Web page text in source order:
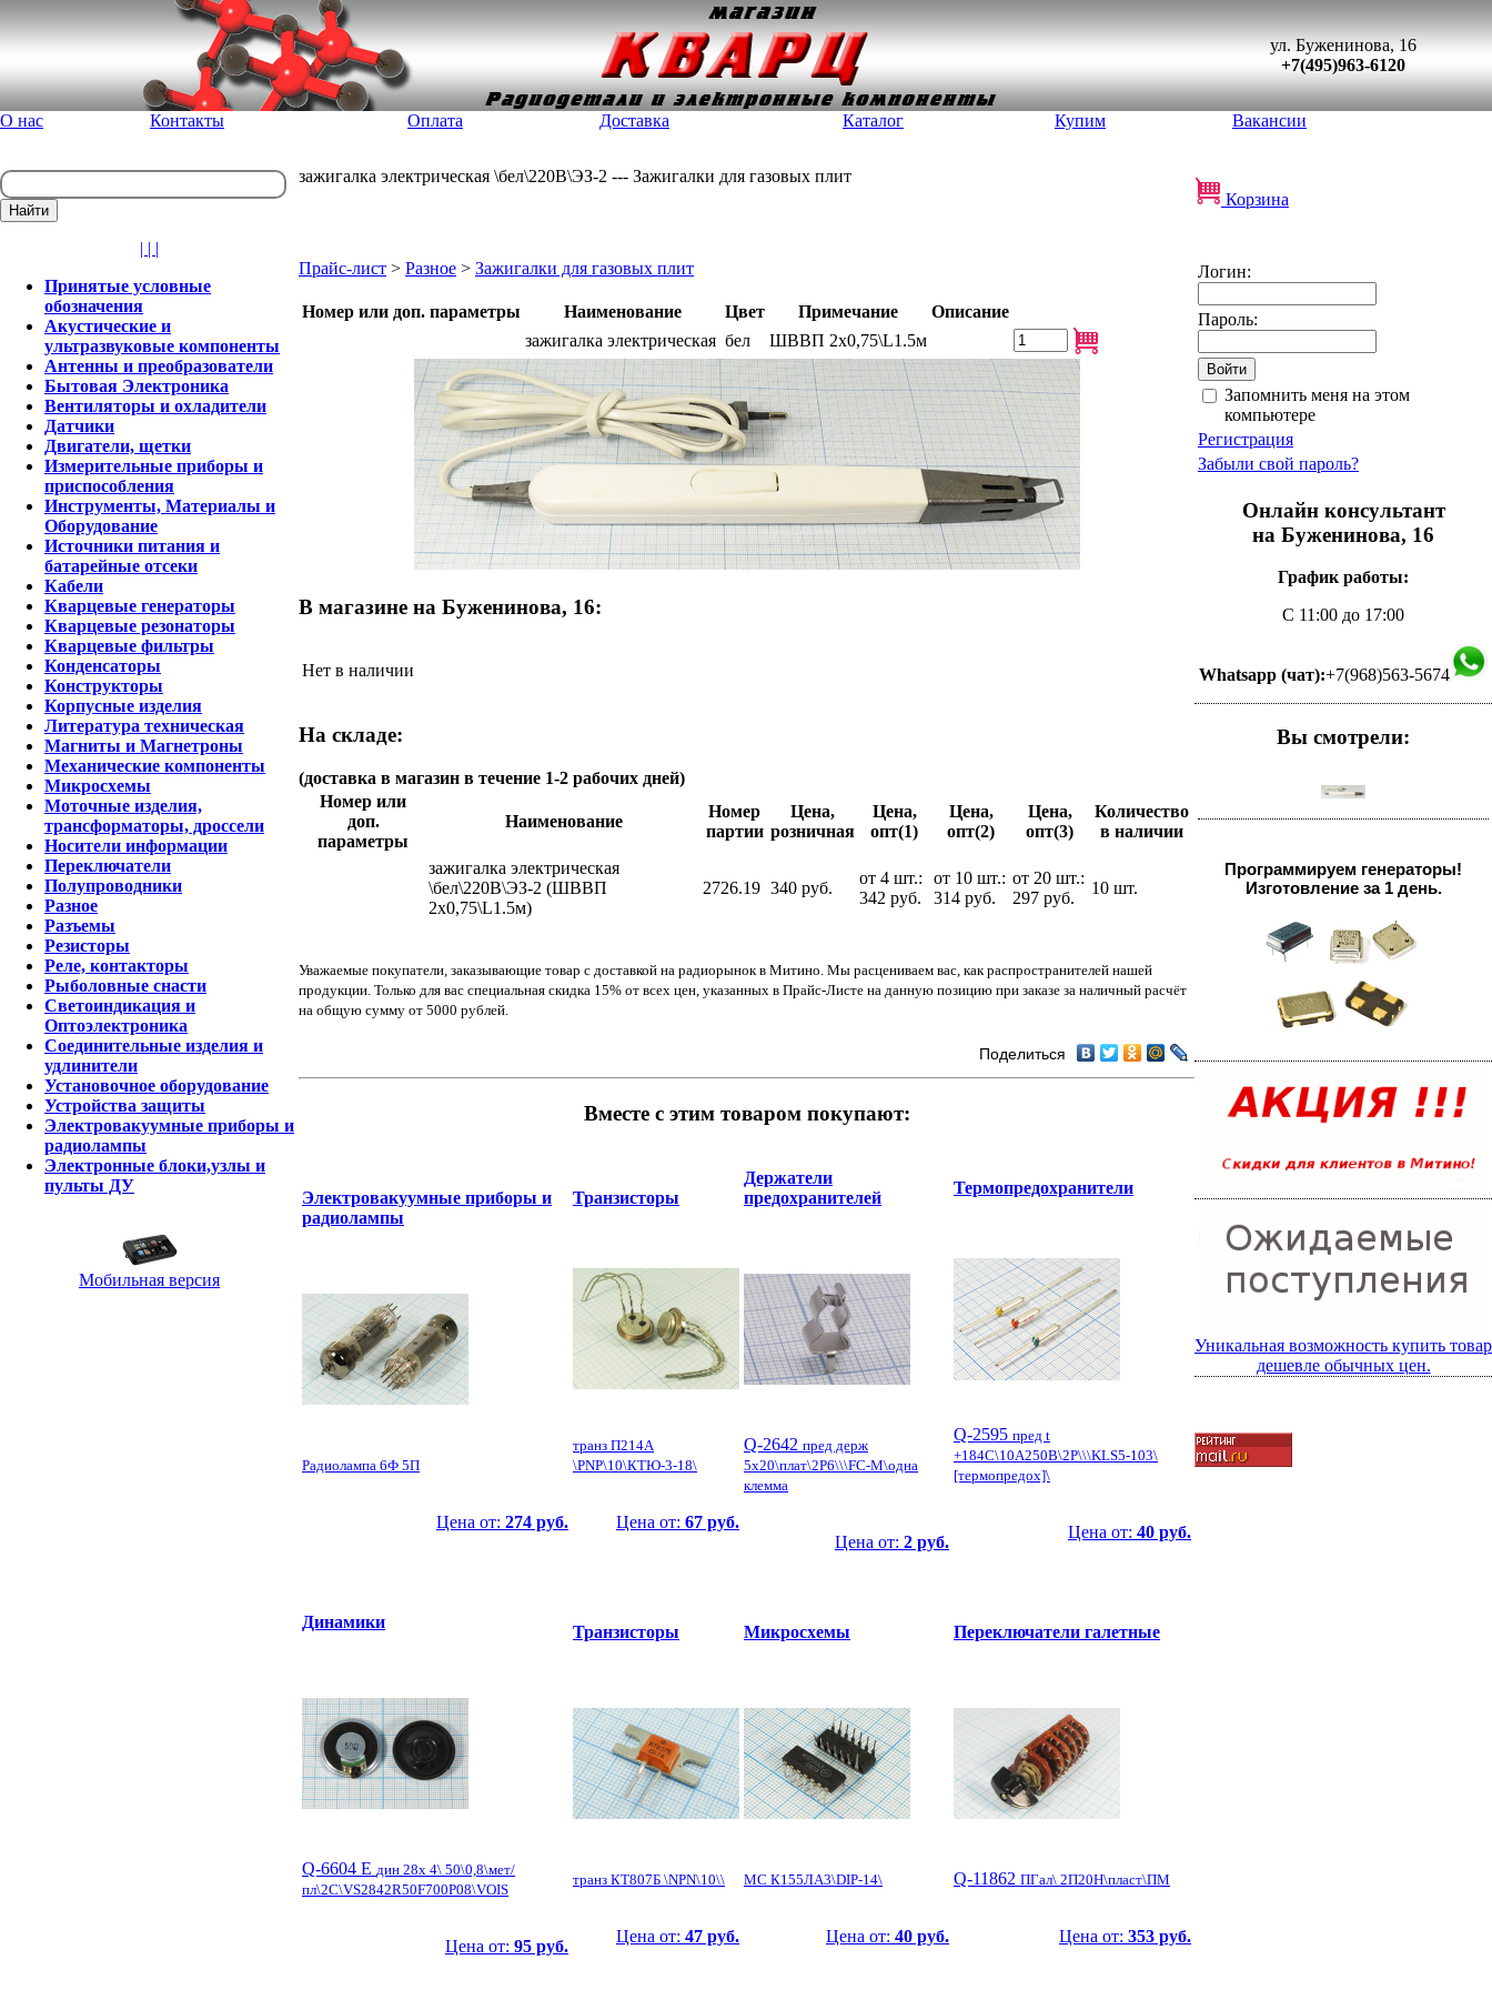
ул. Буженинова, 16
+7(495)963-6120
О нас Контакты Оплата Доставка Каталог Купим Вакансии
зажигалка электрическая \бел\220В\ЭЗ-2 --- Зажигалки для газовых плит
Корзина
| | |
Принятые условные
обозначения
Акустические и
ультразвуковые компоненты
Антенны и преобразователи
Бытовая Электроника
Вентиляторы и охладители
Датчики
Двигатели, щетки
Измерительные приборы и
приспособления
Инструменты, Материалы и
Оборудование
Источники питания и
батарейные отсеки
Кабели
Кварцевые генераторы
Кварцевые резонаторы
Кварцевые фильтры
Конденсаторы
Конструкторы
Корпусные изделия
Литература техническая
Магниты и Магнетроны
Механические компоненты
Микросхемы
Моточные изделия,
трансформаторы, дроссели
Носители информации
Переключатели
Полупроводники
Разное
Разъемы
Резисторы
Реле, контакторы
Рыболовные снасти
Светоиндикация и
Оптоэлектроника
Соединительные изделия и
удлинители
Установочное оборудование
Устройства защиты
Электровакуумные приборы и
радиолампы
Электронные блоки,узлы и
пульты ДУ
Мобильная версия
Прайс-лист > Разное > Зажигалки для газовых плит
Номер или доп. параметры Наименование Цвет Примечание
Описание
зажигалка электрическая бел ШВВП 2x0,75\L1.5м
В магазине на Буженинова, 16:
Нет в наличии
На складе:
(доставка в магазин в течение 1-2 рабочих дней)
Номер или
доп.
параметры
Наименование
Номер
партии
Цена,
розничная
Цена,
опт(1)
Цена,
опт(2)
Цена,
опт(3)
Количество
в наличии
зажигалка электрическая
\бел\220В\ЭЗ-2 (ШВВП
2x0,75\L1.5м)
2726.19 340 руб.
от 4 шт.:
342 руб.
от 10 шт.:
314 руб.
от 20 шт.:
297 руб.
10 шт.
Уважаемые покупатели, заказывающие товар с доставкой на радиорынок в Митино. Мы расцениваем вас, как распространителей нашей
продукции. Только для вас специальная скидка 15% от всех цен, указанных в Прайс-Листе на данную позицию при заказе за наличный расчёт
на общую сумму от 5000 рублей.
Поделиться
Вместе с этим товаром покупают:
Электровакуумные приборы и
радиолампы
Радиолампа 6Ф 5П
Цена от: 274 руб.
Транзисторы
транз П214А
\PNP\10\КТЮ-3-18\
Цена от: 67 руб.
Держатели
предохранителей
Q-2642 пред держ
5x20\плат\2P6\\\FC-M\одна
клемма
Цена от: 2 руб.
Термопредохранители
Q-2595 пред t
+184C\10А250В\2P\\\KLS5-103\
[термопредох]\
Цена от: 40 руб.
Динамики
Q-6604 E дин 28x 4\ 50\0,8\мет/
пл\2C\VS2842R50F700P08\VOIS
Цена от: 95 руб.
Транзисторы
транз КТ807Б \NPN\10\\
Цена от: 47 руб.
Микросхемы
МС К155ЛА3\DIP-14\
Цена от: 40 руб.
Переключатели галетные
Q-11862 ПГал\ 2П20Н\пласт\ПМ
Цена от: 353 руб.
Логин:
Пароль:
Запомнить меня на этом
компьютере
Регистрация
Забыли свой пароль?
Онлайн консультант
на Буженинова, 16
График работы:
С 11:00 до 17:00
Whatsapp (чат):+7(968)563-5674
Вы смотрели:
Программируем генераторы!
Изготовление за 1 день.
Уникальная возможность купить товар
дешевле обычных цен.